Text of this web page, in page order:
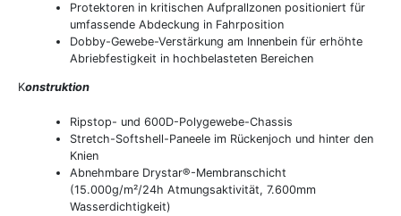
Protektoren in kritischen Aufprallzonen positioniert für
umfassende Abdeckung in Fahrposition
Dobby-Gewebe-Verstärkung am Innenbein für erhöhte
Abriebfestigkeit in hochbelasteten Bereichen
Konstruktion
Ripstop- und 600D-Polygewebe-Chassis
Stretch-Softshell-Paneele im Rückenjoch und hinter den
Knien
Abnehmbare Drystar®-Membranschicht
(15.000g/m²/24h Atmungsaktivität, 7.600mm
Wasserdichtigkeit)